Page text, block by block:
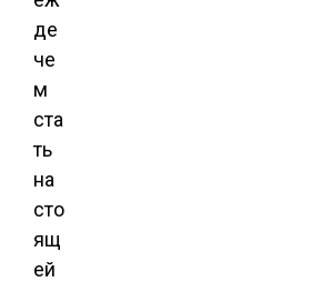
де
че
м
ста
ть
на
сто
ящ
ей